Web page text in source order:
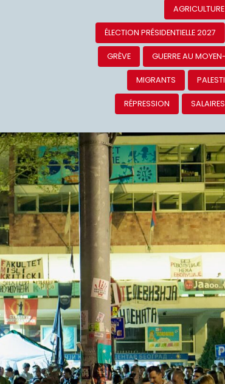
AGRICULTURE
ÉLECTION PRÉSIDENTIELLE 2027
GRÈVE GUERRE AU
MIGRANTS
RÉPRESSION SALAIRES